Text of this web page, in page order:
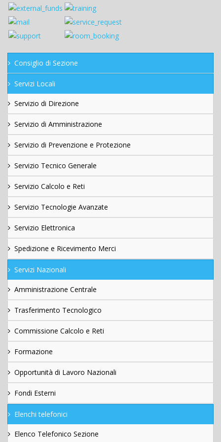
Consiglio di Sezione
Servizi Locali
Servizio di Direzione
Servizio di Amministrazione
Servizio di Prevenzione e Protezione
Servizio Tecnico Generale
Servizio Calcolo e Reti
Servizio Tecnologie Avanzate
Servizio Elettronica
Spedizione e Ricevimento Merci
Servizi Nazionali
Amministrazione Centrale
Trasferimento Tecnologico
Commissione Calcolo e Reti
Formazione
Opportunità di Lavoro Nazionali
Fondi Esterni
Elenchi telefonici
Elenco Telefonico Sezione